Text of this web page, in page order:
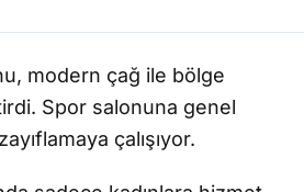
modern çağ ile bölge
Spor salonuna genel
çalışıyor.